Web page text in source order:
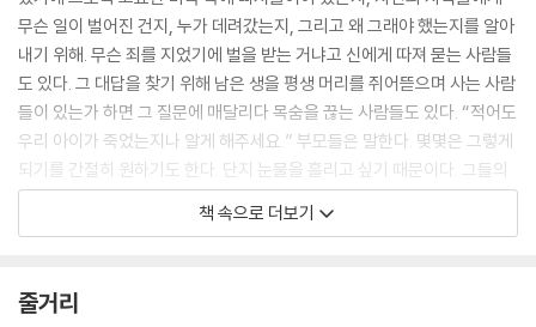
무슨 일이 벌어진 건지, 누가 데려갔는지, 그리고 왜 그래야 했는지를 알아
내기 위해. 무슨 죄를 지었기에 벌을 받는 거냐고 신에게 따져 묻는 사람들
도 있다. 그 대답을 찾기 위해 남은 생을 평생 머리를 쥐어뜯으며 사는 사람
들이 있는가 하면 그 질문에 매달리다 목숨을 끊는 사람들도 있다. “적어도
우리 아이가 죽었는지나 알게 해주세요.” 부모들은 말한다. 몇몇은 그렇게
되기를 간절히 원하기도 한다. 단지 눈물을 흘리고 싶기 때문이다. 그들의
유일한 바람은 포기하고 체념하는 게 아니라, 간절히 희망하기를 멈추는
것이었다. 희망은 서서히 고통스럽게 심장을 옥죄어오기 때문이다.
소녀는 두 눈을 감고, 자신을 감싸고 있는 암흑의 세상 속으로 다시 빠져 들
책 속으로 더보기
줄거리